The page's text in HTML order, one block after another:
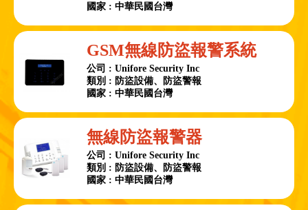
國家 : 中華民國台灣
GSM無線防盜報警系統
公司 : Unifore Security Inc
類別 : 防盜設備、防盜警報
國家 : 中華民國台灣
無線防盜報警器
公司 : Unifore Security Inc
類別 : 防盜設備、防盜警報
國家 : 中華民國台灣